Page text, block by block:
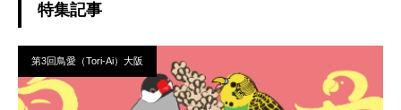
特集記事
第3回鳥愛（Tori-Ai）大阪